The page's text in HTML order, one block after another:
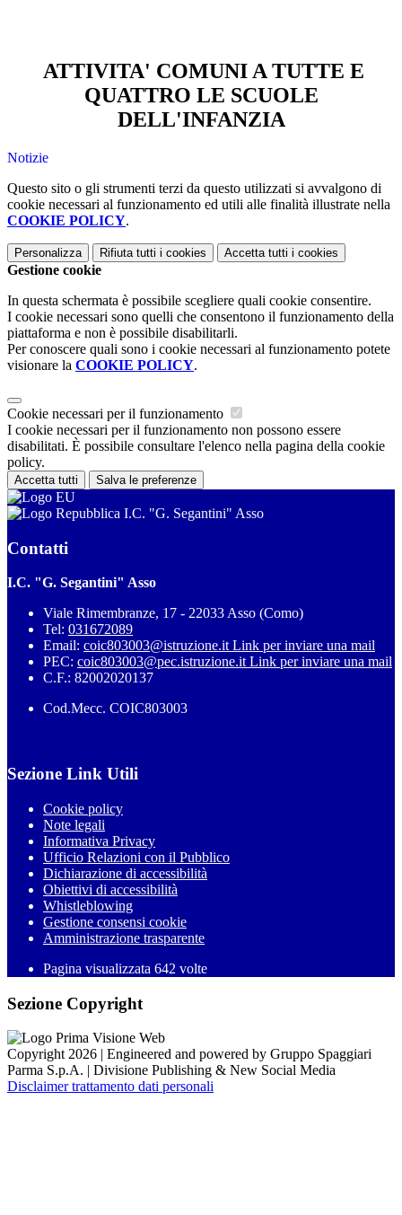
ATTIVITA' COMUNI A TUTTE E
QUATTRO LE SCUOLE
DELL'INFANZIA
Notizie
Questo sito o gli strumenti terzi da questo utilizzati si avvalgono di
cookie necessari al funzionamento ed utili alle finalità illustrate nella
COOKIE POLICY.
Personalizza Rifiuta tutti i cookies Accetta tutti i cookies
Gestione cookie
In questa schermata è possibile scegliere quali cookie consentire.
I cookie necessari sono quelli che consentono il funzionamento della
piattaforma e non è possibile disabilitarli.
Per conoscere quali sono i cookie necessari al funzionamento potete
visionare la COOKIE POLICY.
Cookie necessari per il funzionamento
I cookie necessari per il funzionamento non possono essere
disabilitati. È possibile consultare l'elenco nella pagina della cookie
policy.
Accetta tutti Salva le preferenze
I.C. "G. Segantini" Asso
Contatti
I.C. "G. Segantini" Asso
Viale Rimembranze, 17 - 22033 Asso (Como)
Tel: 031672089
Email: coic803003@istruzione.it Link per inviare una mail
PEC: coic803003@pec.istruzione.it Link per inviare una mail
C.F.: 82002020137
Cod.Mecc. COIC803003
Sezione Link Utili
Cookie policy
Note legali
Informativa Privacy
Ufficio Relazioni con il Pubblico
Dichiarazione di accessibilità
Obiettivi di accessibilità
Whistleblowing
Gestione consensi cookie
Amministrazione trasparente
Pagina visualizzata 642 volte
Sezione Copyright
Copyright 2026 | Engineered and powered by Gruppo Spaggiari
Parma S.p.A. | Divisione Publishing & New Social Media
Disclaimer trattamento dati personali